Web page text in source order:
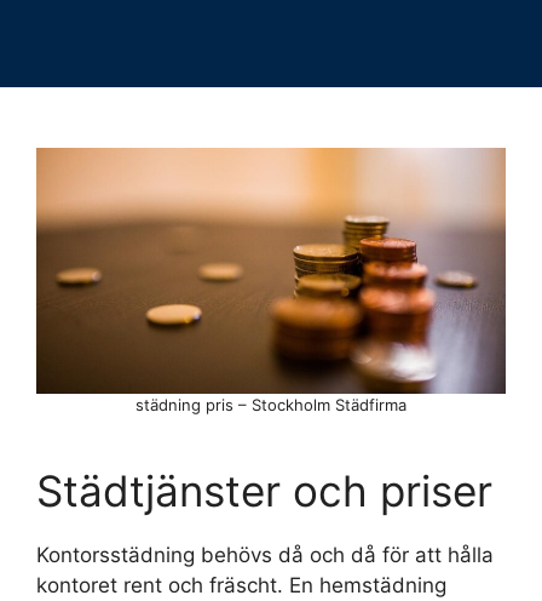
städning pris – Stockholm Städfirma
Städtjänster och priser
Kontorsstädning behövs då och då för att hålla
kontoret rent och fräscht. En hemstädning